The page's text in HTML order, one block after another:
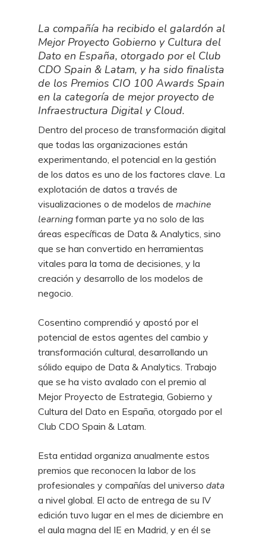
La compañía ha recibido el galardón al
Mejor Proyecto Gobierno y Cultura del
Dato en España, otorgado por el Club
CDO Spain & Latam, y ha sido finalista
de los Premios CIO 100 Awards Spain
en la categoría de mejor proyecto de
Infraestructura Digital y Cloud.
Dentro del proceso de transformación digital
que todas las organizaciones están
experimentando, el potencial en la gestión
de los datos es uno de los factores clave. La
explotación de datos a través de
visualizaciones o de modelos de machine
learning forman parte ya no solo de las
áreas específicas de Data & Analytics, sino
que se han convertido en herramientas
vitales para la toma de decisiones, y la
creación y desarrollo de los modelos de
negocio.
Cosentino comprendió y apostó por el
potencial de estos agentes del cambio y
transformación cultural, desarrollando un
sólido equipo de Data & Analytics. Trabajo
que se ha visto avalado con el premio al
Mejor Proyecto de Estrategia, Gobierno y
Cultura del Dato en España, otorgado por el
Club CDO Spain & Latam.
Esta entidad organiza anualmente estos
premios que reconocen la labor de los
profesionales y compañías del universo data
a nivel global. El acto de entrega de su IV
edición tuvo lugar en el mes de diciembre en
el aula magna del IE en Madrid, y en él se